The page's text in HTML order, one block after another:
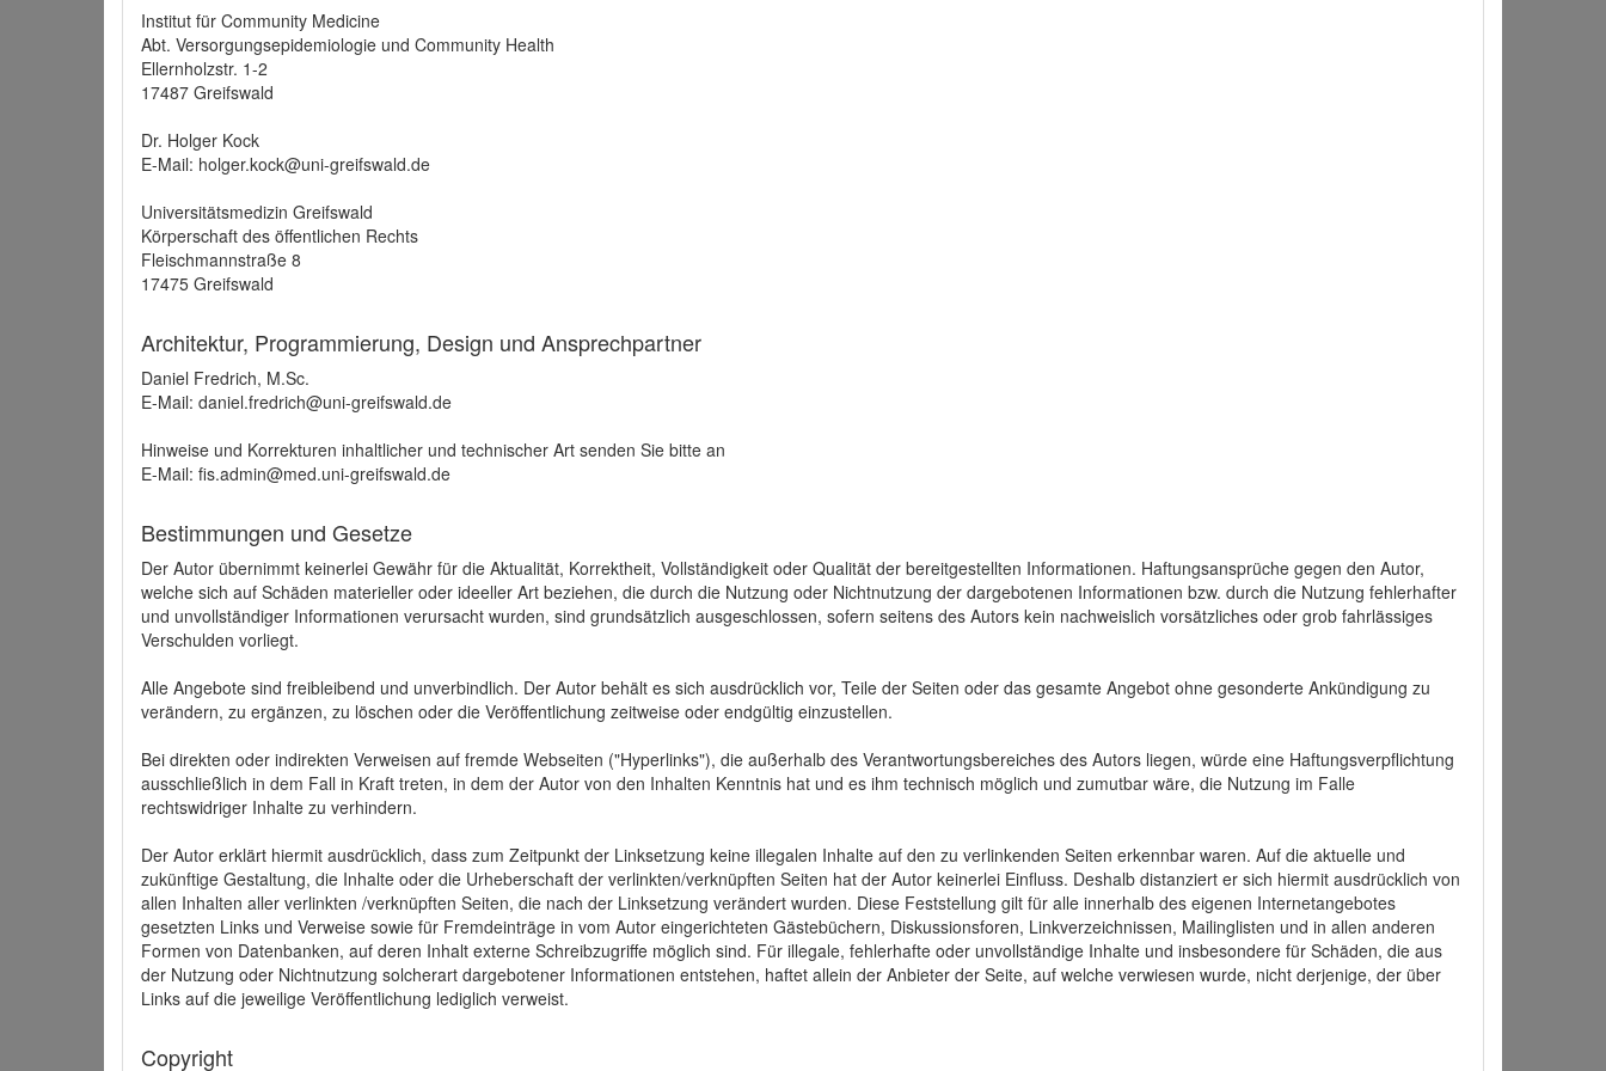
Institut für Community Medicine
Abt. Versorgungsepidemiologie und Community Health
Ellernholzstr. 1-2
17487 Greifswald
Dr. Holger Kock
E-Mail: holger.kock@uni-greifswald.de
Universitätsmedizin Greifswald
Körperschaft des öffentlichen Rechts
Fleischmannstraße 8
17475 Greifswald
Architektur, Programmierung, Design und Ansprechpartner
Daniel Fredrich, M.Sc.
E-Mail: daniel.fredrich@uni-greifswald.de
Hinweise und Korrekturen inhaltlicher und technischer Art senden Sie bitte an
E-Mail: fis.admin@med.uni-greifswald.de
Bestimmungen und Gesetze
Der Autor übernimmt keinerlei Gewähr für die Aktualität, Korrektheit, Vollständigkeit oder Qualität der bereitgestellten Informationen. Haftungsansprüche gegen den Autor,
welche sich auf Schäden materieller oder ideeller Art beziehen, die durch die Nutzung oder Nichtnutzung der dargebotenen Informationen bzw. durch die Nutzung fehlerhafter
und unvollständiger Informationen verursacht wurden, sind grundsätzlich ausgeschlossen, sofern seitens des Autors kein nachweislich vorsätzliches oder grob fahrlässiges
Verschulden vorliegt.
Alle Angebote sind freibleibend und unverbindlich. Der Autor behält es sich ausdrücklich vor, Teile der Seiten oder das gesamte Angebot ohne gesonderte Ankündigung zu
verändern, zu ergänzen, zu löschen oder die Veröffentlichung zeitweise oder endgültig einzustellen.
Bei direkten oder indirekten Verweisen auf fremde Webseiten ("Hyperlinks"), die außerhalb des Verantwortungsbereiches des Autors liegen, würde eine Haftungsverpflichtung
ausschließlich in dem Fall in Kraft treten, in dem der Autor von den Inhalten Kenntnis hat und es ihm technisch möglich und zumutbar wäre, die Nutzung im Falle
rechtswidriger Inhalte zu verhindern.
Der Autor erklärt hiermit ausdrücklich, dass zum Zeitpunkt der Linksetzung keine illegalen Inhalte auf den zu verlinkenden Seiten erkennbar waren. Auf die aktuelle und
zukünftige Gestaltung, die Inhalte oder die Urheberschaft der verlinkten/verknüpften Seiten hat der Autor keinerlei Einfluss. Deshalb distanziert er sich hiermit ausdrücklich von
allen Inhalten aller verlinkten /verknüpften Seiten, die nach der Linksetzung verändert wurden. Diese Feststellung gilt für alle innerhalb des eigenen Internetangebotes
gesetzten Links und Verweise sowie für Fremdeinträge in vom Autor eingerichteten Gästebüchern, Diskussionsforen, Linkverzeichnissen, Mailinglisten und in allen anderen
Formen von Datenbanken, auf deren Inhalt externe Schreibzugriffe möglich sind. Für illegale, fehlerhafte oder unvollständige Inhalte und insbesondere für Schäden, die aus
der Nutzung oder Nichtnutzung solcherart dargebotener Informationen entstehen, haftet allein der Anbieter der Seite, auf welche verwiesen wurde, nicht derjenige, der über
Links auf die jeweilige Veröffentlichung lediglich verweist.
Copyright